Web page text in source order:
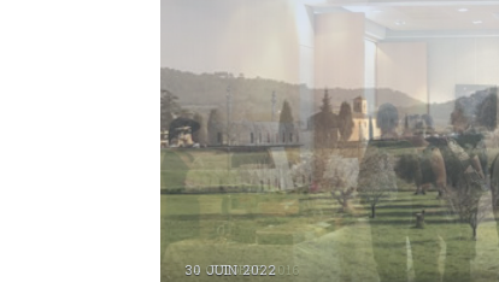
24 OCTOBRE 2016